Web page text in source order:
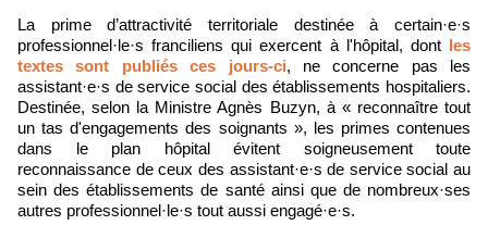
La prime d’attractivité territoriale destinée à certain·e·s
professionnel·le·s franciliens qui exercent à l'hôpital, dont les
textes sont publiés ces jours-ci, ne concerne pas les
assistant·e·s de service social des établissements hospitaliers.
Destinée, selon la Ministre Agnès Buzyn, à « reconnaître tout
un tas d'engagements des soignants », les primes contenues
dans le plan hôpital évitent soigneusement toute
reconnaissance de ceux des assistant·e·s de service social au
sein des établissements de santé ainsi que de nombreux·ses
autres professionnel·le·s tout aussi engagé·e·s.